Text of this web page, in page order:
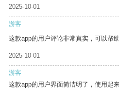
2025-10-01
游客
这款app的用户评论非常真实，可以帮
2025-10-01
游客
这款app的用户界面简洁明了，使用起